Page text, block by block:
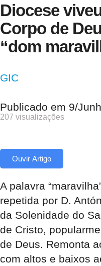
Diocese
Corpo de
“dom
GIC
Publicado em 9/
207 visualizações
Ouvir Artigo
A palavra
repetida por D.
da Solenidade do
de Cristo,
de Deus. Remonta
com altos e baixos